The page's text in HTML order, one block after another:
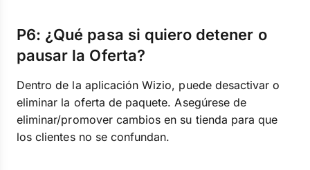
P6: ¿Qué pasa si quiero detener o
pausar la Oferta?
Dentro de la aplicación Wizio, puede desactivar o
eliminar la oferta de paquete. Asegúrese de
eliminar/promover cambios en su tienda para que
los clientes no se confundan.